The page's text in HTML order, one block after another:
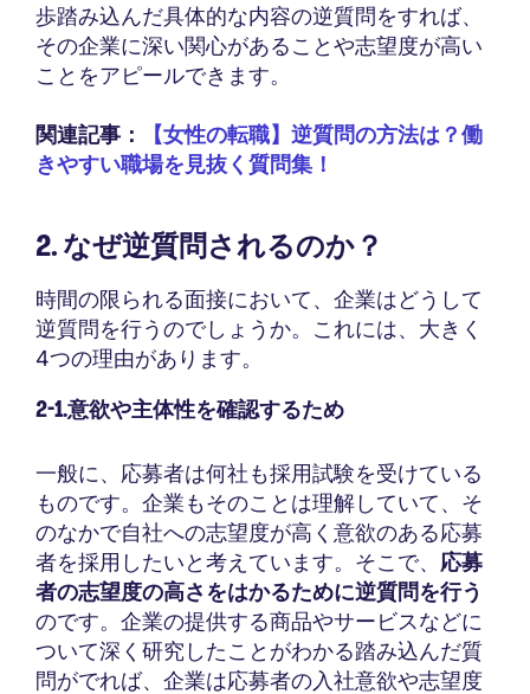
歩踏み込んだ具体的な内容の逆質問をすれば、
その企業に深い関心があることや志望度が高い
ことをアピールできます。
関連記事：
【女性の転職】逆質問の方法は？働
きやすい職場を見抜く質問集！
2. なぜ逆質問されるのか？
時間の限られる面接において、企業はどうして
逆質問を行うのでしょうか。これには、大きく
4つの理由があります。
2-1.意欲や主体性を確認するため
一般に、応募者は何社も採用試験を受けている
ものです。企業もそのことは理解していて、そ
のなかで自社への志望度が高く意欲のある応募
者を採用したいと考えています。そこで、 応募
者の志望度の高さをはかるために逆質問を行う
のです。企業の提供する商品やサービスなどに
ついて深く研究したことがわかる踏み込んだ質
問がでれば、企業は応募者の入社意欲や志望度